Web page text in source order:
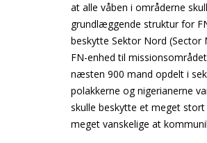
at alle våben i områderne
grundlæggende struktur for
beskytte Sektor Nord (Sector
FN-enhed til
næsten 900 mand opdelt i
polakkerne og nigerianerne
skulle beskytte et meget
meget vanskelige at